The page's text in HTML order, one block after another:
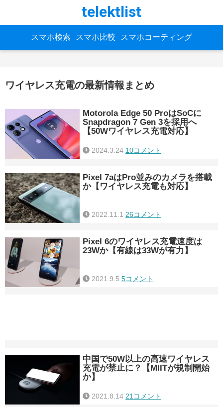
telektlist
スマホ検索 スマホ比較 スマホコーティング
ワイヤレス充電の最新情報まとめ
Motorola Edge 50 ProはSoCに
Snapdragon 7 Gen 3を採用へ
【50Wワイヤレス充電対応】
2024.3.24 10コメント
Pixel 7aはPro並みのカメラを搭載
か【ワイヤレス充電も対応】
2022.11.1 26コメント
Pixel 6のワイヤレス充電速度は
23Wか【有線は33Wが有力】
2021.9.5 5コメント
中国で50W以上の高速ワイヤレス
充電が禁止に？【MIITが規制開始
か】
2021.8.14 21コメント